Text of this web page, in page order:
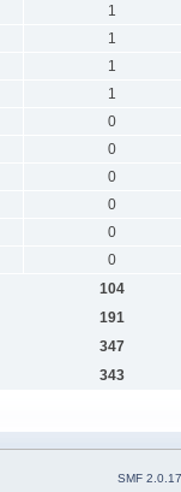
1
1
1
1
0
0
0
0
0
0
104
191
347
343
SMF 2.0.17